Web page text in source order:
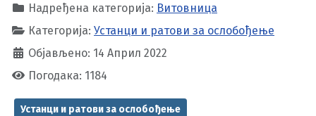
Надређена категорија: Витовница
Категорија: Устанци и ратови за ослобођење
Објављено: 14 Април 2022
Погодака: 1184
Устанци и ратови за ослобођење